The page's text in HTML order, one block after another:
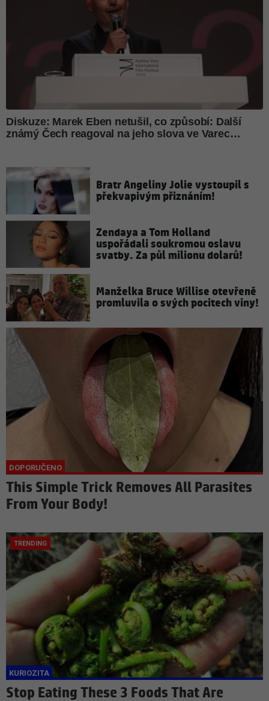
Bratr Angeliny Jolie vystoupil s
překvapivým přiznáním!
Zendaya a Tom Holland
uspořádali soukromou oslavu
svatby. Za půl milionu dolarů!
Manželka Bruce Willise otevřeně
promluvila o svých pocitech viny!
This Simple Trick Removes All Parasites
From Your Body!
Stop Eating These 3 Foods That Are